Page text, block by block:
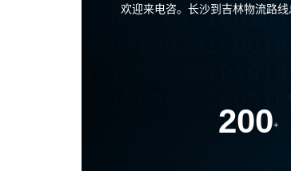
欢迎来电咨。长沙到吉林物流路
200+